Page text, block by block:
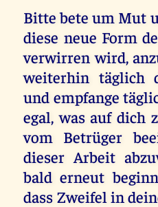
Bitte bete um Mut
diese neue Form
verwirren wird,
weiterhin täglich
und empfange
egal, was auf dich
vom Betrüger
dieser Arbeit
bald erneut
dass Zweifel in